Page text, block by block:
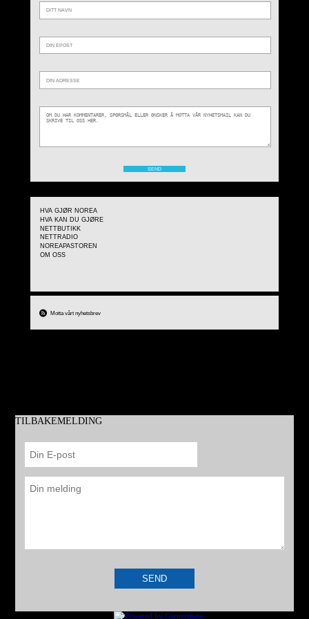
TV-program: Forfølgelse hindrer ikke troen i Iran
Shervin Ebrahimian husker godt hvordan revolusjonen forandret hans
hjemland Iran fra et vestlig monarki til en islamsk republikk. Kristne ble
Dit få eller ingen andre når inn...
HVA GJØR NOREA
HVA KAN DU GJØRE
NETTBUTIKK
NETTRADIO
NOREAPASTOREN
OM OSS
Motta vårt nyhetsbrev
TILBAKEMELDING